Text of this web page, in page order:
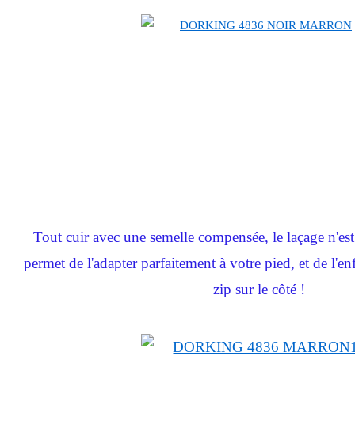
Tout cuir avec une semelle compensée, le laçage
permet de l'adapter parfaitement à votre pied, et de
zip sur le côté !